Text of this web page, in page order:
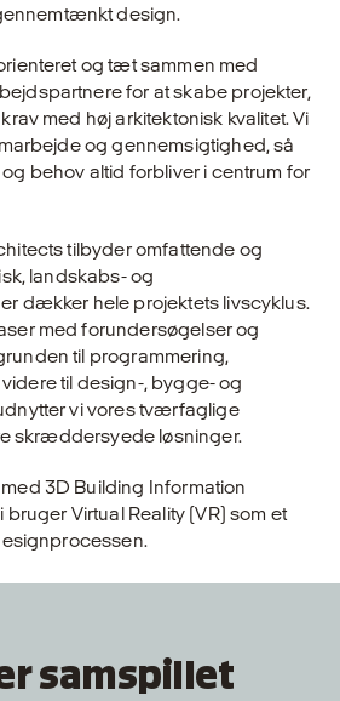
design.
og tæt sammen med
for at skabe projekter,
med høj arkitektonisk kvalitet. Vi
og gennemsigtighed, så
behov altid forbliver i centrum for
tilbyder omfattende og
landskabs- og
dækker hele projektets livscyklus.
med forundersøgelser og
til programmering,
til design-, bygge- og
vi vores tværfaglige
skræddersyede løsninger.
3D Building Information
bruger Virtual Reality (VR) som et
samspillet